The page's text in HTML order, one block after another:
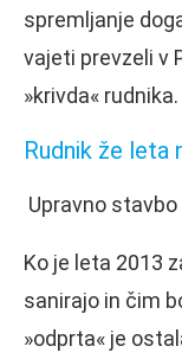
spremljanje
vajeti prevzeli v
»krivda« rudnika.
Rudnik že leta
Upravno
Ko je leta 2013
sanirajo in čim
»odprta« je